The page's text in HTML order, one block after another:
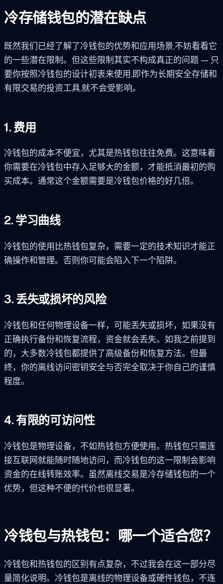
冷存储钱包的潜在缺点
既然我们已经了解了冷钱包的优势和应用场景,不妨看看它
的一些潜在限制。但这些限制其实不构成真正的问题 — 只
要你按照冷钱包的设计初衷来使用,即作为长期安全存储和
有限交易的投资工具,就不会受影响。
1. 费用
冷钱包的成本不便宜，尤其是热钱包往往免费。这意味着
你需要在冷钱包中存入足够大的金额，才能抵消最初的购
买成本。通常这个金额需要是冷钱包价格的好几倍。
2. 学习曲线
冷钱包的使用比热钱包复杂，需要一定的技术知识才能正
确操作和管理。否则你可能会陷入下一个陷阱。
3. 丢失或损坏的风险
冷钱包和任何物理设备一样，可能丢失或损坏，如果没有
正确执行备份和恢复流程，资金就会丢失。如我之前提到
的，大多数冷钱包都提供了高级备份和恢复方法。但最
终，你的离线访问密钥安全与否完全取决于你自己的谨慎
程度。
4. 有限的可访问性
冷钱包是物理设备，不如热钱包方便使用。热钱包只需连
接互联网就能随时随地访问，而冷钱包的这一限制会影响
资金的在线转账效率。虽然离线交易是冷存储钱包的一个
优势，但这种不便的代价也很显著。
冷钱包与热钱包：哪一个适合您？
冷钱包和热钱包的区别有点复杂，不过我会在这一部分尽
量简化说明。冷钱包是离线的物理设备或硬件钱包，不连